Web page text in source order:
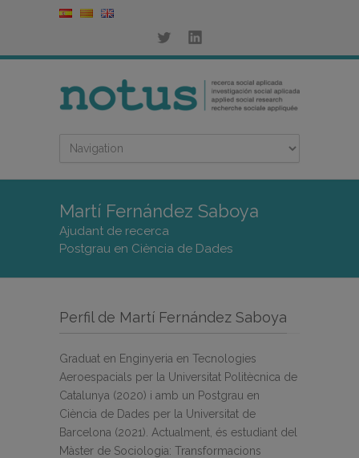
Martí Fernández Saboya
Ajudant de recerca
Postgrau en Ciència de Dades
Perfil de Martí Fernández Saboya
Graduat en Enginyeria en Tecnologies
Aeroespacials per la Universitat Politècnica de
Catalunya (2020) i amb un Postgrau en
Ciència de Dades per la Universitat de
Barcelona (2021). Actualment, és estudiant del
Màster de Sociologia: Transformacions